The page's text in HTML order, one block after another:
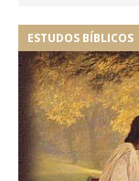
ESTUDOS BÍBLICOS